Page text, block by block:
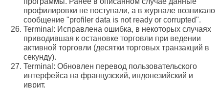
профилировки не поступали, а в журнале возникало
сообщение "profiler data is not ready or corrupted".
Terminal: Исправлена ошибка, в некоторых случаях
приводившая к остановке торговли при ведении
активной торговли (десятки торговых транзакций в
секунду).
Terminal: Обновлен перевод пользовательского
интерфейса на французский, индонезийский и
иврит.